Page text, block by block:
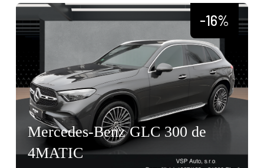
-16%
Mercedes-Benz GLC 300 de
4MATIC